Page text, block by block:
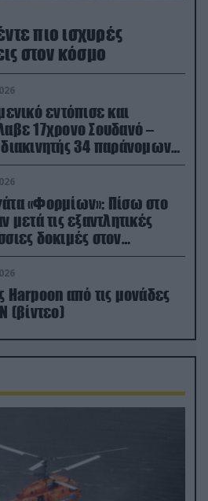
πιο ισχυρές
στον κόσμο
εντόπισε και
17χρονο Σουδανό –
34 παράνομων
«Φορμίων»: Πίσω στο
μετά τις εξαντλητικές
στον
Βισκαϊκό
Harpoon από τις μονάδες
(βίντεο)